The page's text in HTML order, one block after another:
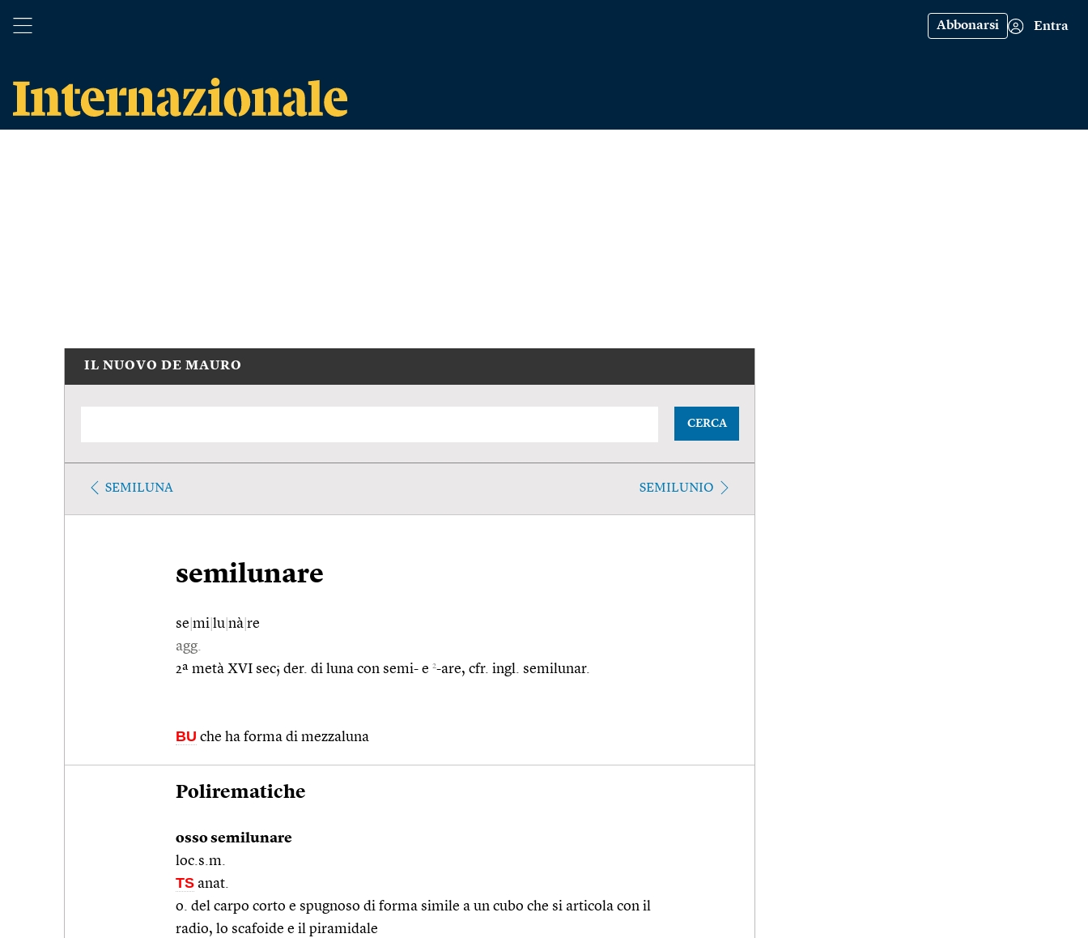
Abbonarsi Entra
IL NUOVO DE MAURO
CERCA
SEMILUNA SEMILUNIO
semilunare
se mi lu nà re
agg.
2ª metà XVI sec; der. di luna con semi- e 2-are, cfr. ingl. semilunar.
BU che ha forma di mezzaluna
Polirematiche
osso semilunare
loc.s.m.
TS anat.
o. del carpo corto e spugnoso di forma simile a un cubo che si articola con il
radio, lo scafoide e il piramidale